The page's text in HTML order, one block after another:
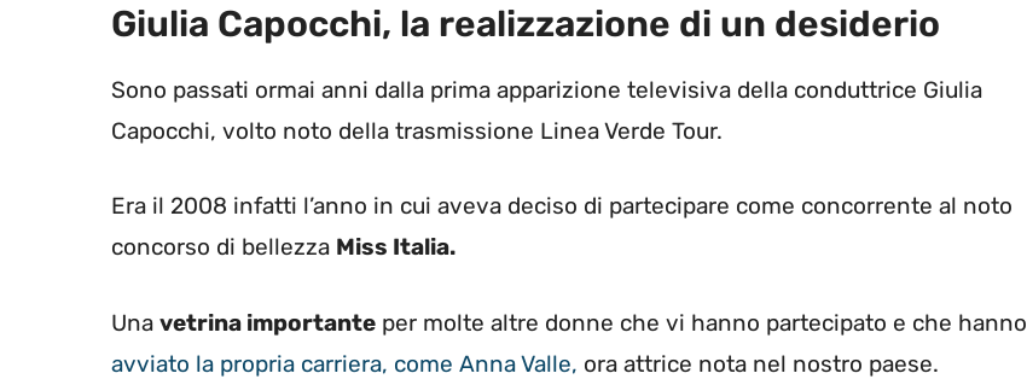
Giulia Capocchi, la realizzazione di un desiderio
Sono passati ormai anni dalla prima apparizione televisiva della conduttrice Giulia
Capocchi, volto noto della trasmissione Linea Verde Tour.
Era il 2008 infatti l’anno in cui aveva deciso di partecipare come concorrente al noto
concorso di bellezza Miss Italia.
Una vetrina importante per molte altre donne che vi hanno partecipato e che hanno
avviato la propria carriera, come Anna Valle, ora attrice nota nel nostro paese.